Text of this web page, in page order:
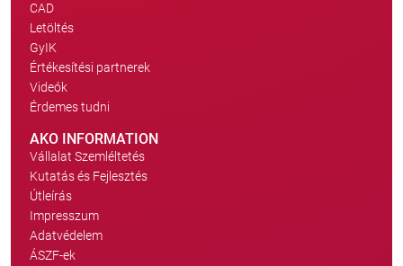
CAD
Letöltés
GyIK
Értékesítési partnerek
Videók
Érdemes tudni
AKO INFORMATION
Vállalat Szemléltetés
Kutatás és Fejlesztés
Útleírás
Impresszum
Adatvédelem
ÁSZF-ek